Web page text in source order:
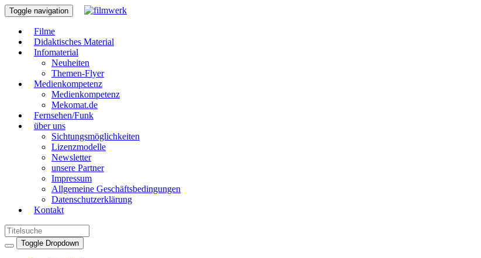
Toggle navigation
Filme
Didaktisches Material
Infomaterial
Neuheiten
Themen-Flyer
Medienkompetenz
Medienkompetenz
Mekomat.de
Fernsehen/Funk
über uns
Sichtungsmöglichkeiten
Lizenzmodelle
Newsletter
unsere Partner
Impressum
Allgemeine Geschäftsbedingungen
Datenschutzerklärung
Kontakt
Toggle Dropdown